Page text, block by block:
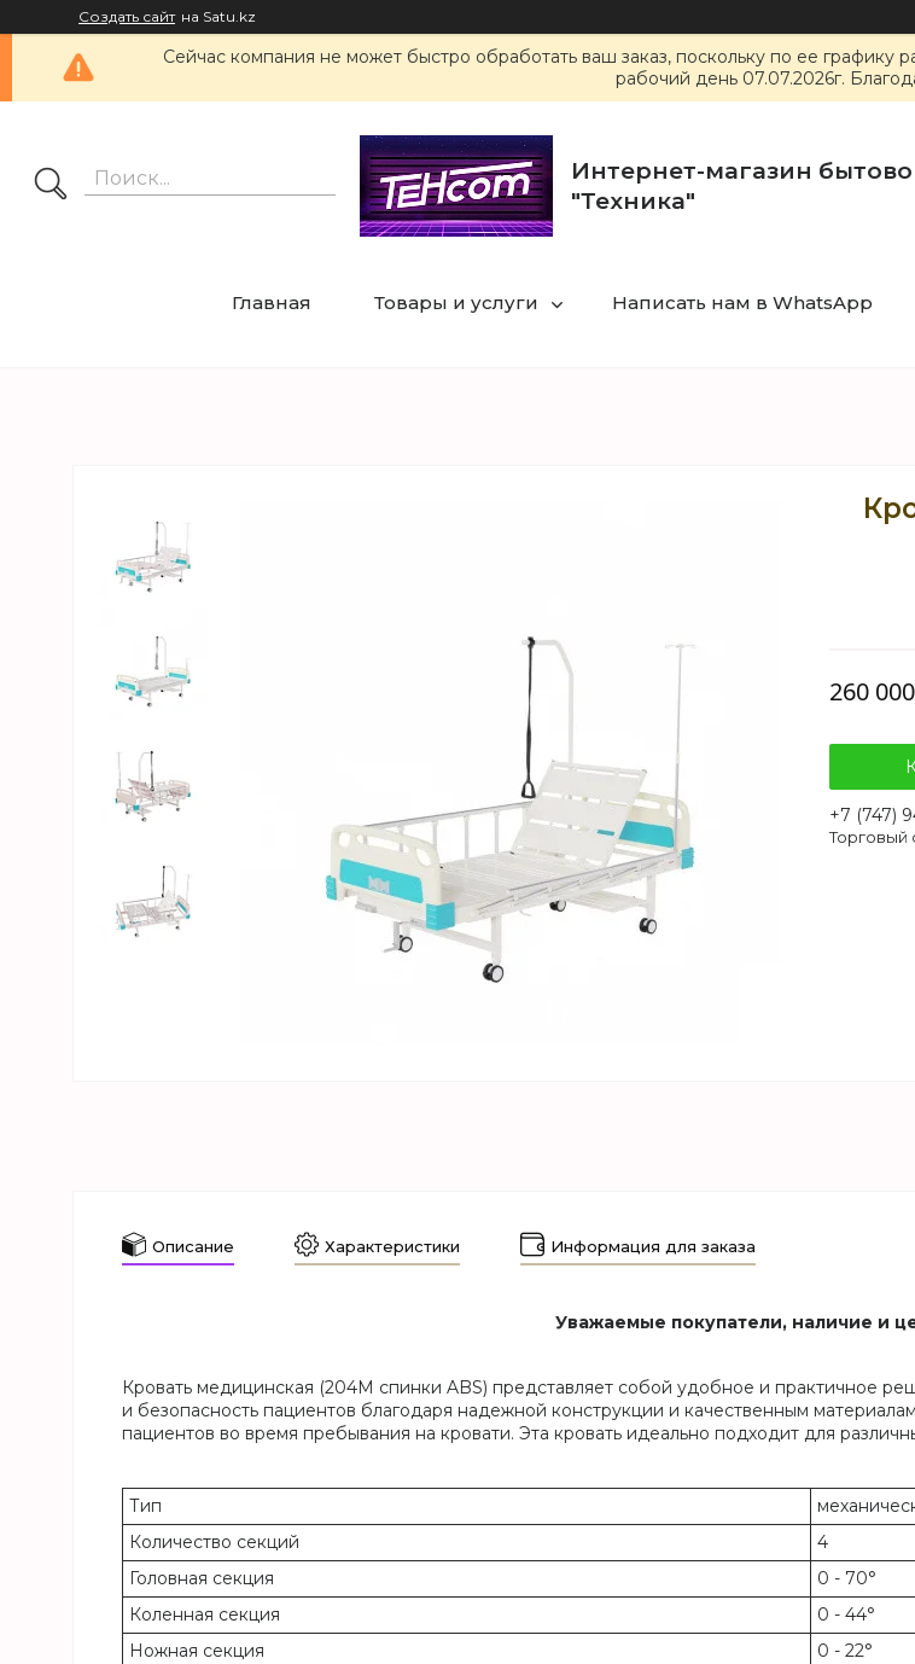
Создать сайт на Satu.kz
Сейчас компания не может быстро обработать ваш заказ, поскольку по ее
рабочий день 07.07.2026г.
Интернет-магазин
"Техника"
Главная Товары и услуги Написать нам в WhatsApp
260
+7 (747)
Торговый
Описание Характеристики Информация для заказа
Уважаемые покупатели, наличие и
Кровать медицинская (204M спинки ABS) представляет собой удобное и практичное
и безопасность пациентов благодаря надежной конструкции и качественным
пациентов во время пребывания на кровати. Эта кровать идеально подходит для
Тип
Количество секций
4
Головная секция
0 - 70°
Коленная секция
0 - 44°
Ножная секция
0 - 22°